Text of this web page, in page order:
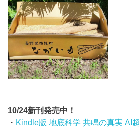
10/24新刊発売中！
・ Kindle版 地底科学 共鳴の真実 AI